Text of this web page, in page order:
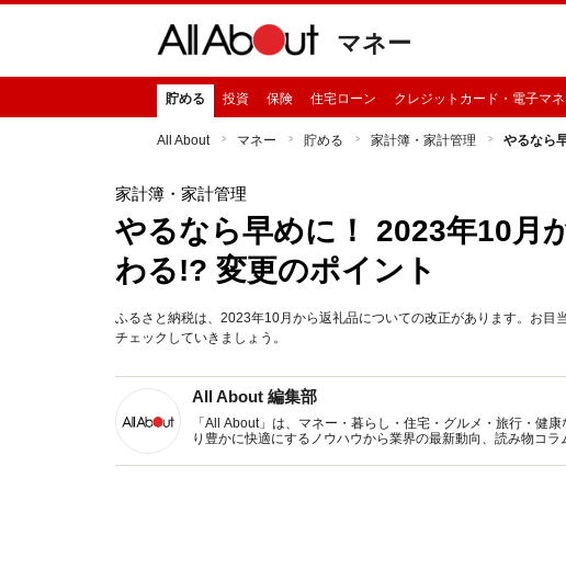
マネー
貯める 投資 保険 住宅ローン クレジットカード・電子マ
All About マネー 貯める 家計簿・家計管理 やるなら
家計簿・家計管理
やるなら早めに！ 2023年10月
わる!? 変更のポイント
ふるさと納税は、2023年10月から返礼品についての改正があります。お目
チェックしていきましょう。
All About 編集部
「All About」は、マネー・暮らし・住宅・グルメ・旅行・健
り豊かに快適にするノウハウから業界の最新動向、読み物コ